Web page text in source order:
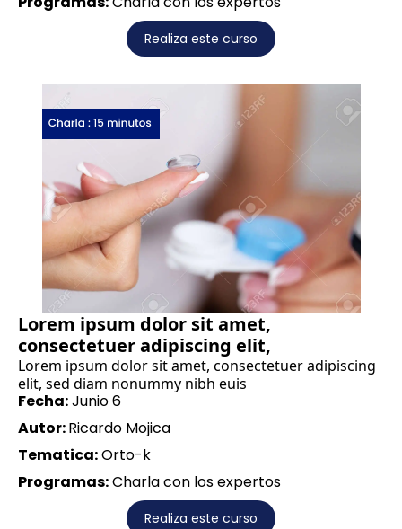
Realiza este curso
Lorem ipsum dolor sit amet,
consectetuer adipiscing elit,
Lorem ipsum dolor sit amet, consectetuer adipiscing
elit, sed diam nonummy nibh euis
Fecha:Junio 6
Autor:Ricardo Mojica
Tematica:Orto-k
Programas:Charla con los expertos
Realiza este curso